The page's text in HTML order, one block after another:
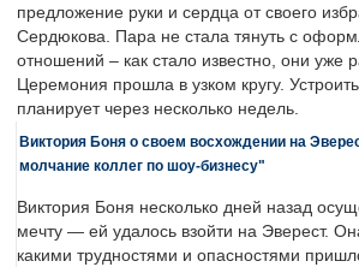
предложение руки и сердца от своего
Сердюкова. Пара не стала тянуть с
отношений – как стало известно, они уже
Церемония прошла в узком кругу.
планирует через несколько недель.
Виктория Боня о своем восхождении на
молчание коллег по шоу-бизнесу"
Виктория Боня несколько дней назад
мечту — ей удалось взойти на Эверест.
какими трудностями и опасностями